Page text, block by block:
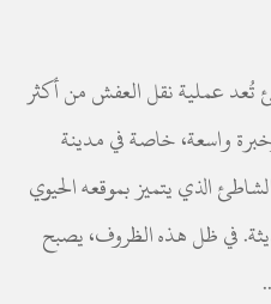
عملية نقل العفش من أكثر
واسعة، خاصة في مدينة
الذي يتميز بموقعه الحيوي
في ظل هذه الظروف، يصبح